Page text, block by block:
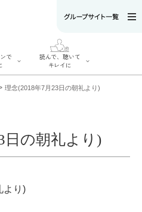
で
で
ロが
読んで、聴いて
キレイに
読んで、聴いてキ
理念(2018年7月23日の朝礼より)
日の朝礼より)
より)